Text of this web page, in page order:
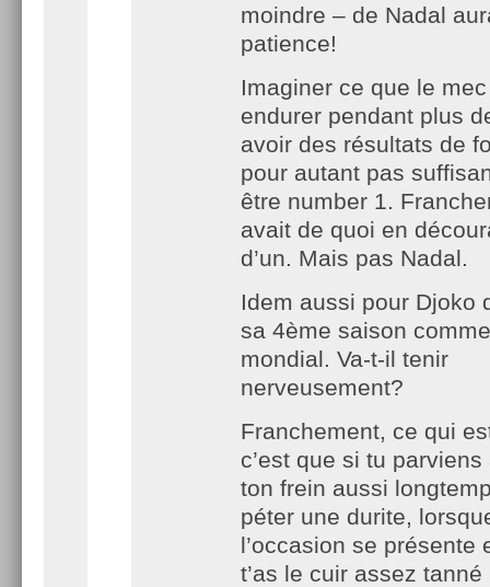
moindre – de Nadal
patience!
Imaginer ce que le
endurer pendant plus
avoir des résultats de
pour autant pas
être number 1.
avait de quoi en
d’un. Mais pas Nadal.
Idem aussi pour Djoko
sa 4ème saison
mondial. Va-t-il tenir
nerveusement?
Franchement, ce qui
c’est que si tu
ton frein aussi
péter une durite,
l’occasion se présente
t’as le cuir assez tanné